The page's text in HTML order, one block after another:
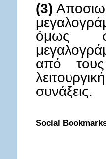
(3)
όμως
από
συνάξεις.
Social